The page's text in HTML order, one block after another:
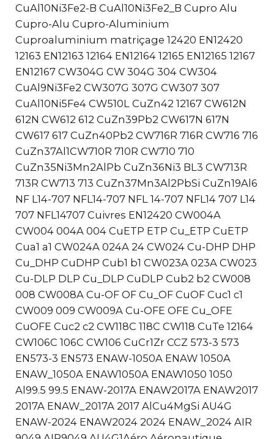
CuAl10Ni3Fe2-B CuAl10Ni3Fe2_B Cupro Alu
Cupro-Alu Cupro-Aluminium
Cuproaluminium matriçage 12420 EN12420
12163 EN12163 12164 EN12164 12165 EN12165 12167
EN12167 CW304G CW 304G 304 CW304
CuAl9Ni3Fe2 CW307G 307G CW307 307
CuAl10Ni5Fe4 CW510L CuZn42 12167 CW612N
612N CW612 612 CuZn39Pb2 CW617N 617N
CW617 617 CuZn40Pb2 CW716R 716R CW716 716
CuZn37Al1CW710R 710R CW710 710
CuZn35Ni3Mn2AlPb CuZn36Ni3 BL3 CW713R
713R CW713 713 CuZn37Mn3Al2PbSi CuZn19Al6
NF L14-707 NFL14-707 NFL 14-707 NFL14 707 L14
707 NFL14707 Cuivres EN12420 CW004A
CW004 004A 004 CuETP ETP Cu_ETP CuETP
Cua1 a1 CW024A 024A 24 CW024 Cu-DHP DHP
Cu_DHP CuDHP Cub1 b1 CW023A 023A CW023
Cu-DLP DLP Cu_DLP CuDLP Cub2 b2 CW008
008 CW008A Cu-OF OF Cu_OF CuOF Cuc1 c1
CW009 009 CW009A Cu-OFE OFE Cu_OFE
CuOFE Cuc2 c2 CW118C 118C CW118 CuTe 12164
CW106C 106C CW106 CuCr1Zr CCZ 573-3 573
EN573-3 EN573 ENAW-1050A ENAW 1050A
ENAW_1050A ENAW1050A ENAW1050 1050
Al99.5 99.5 ENAW-2017A ENAW2017A ENAW2017
2017A ENAW_2017A 2017 AlCu4MgSi AU4G
ENAW-2024 ENAW2024 2024 ENAW_2024 AIR